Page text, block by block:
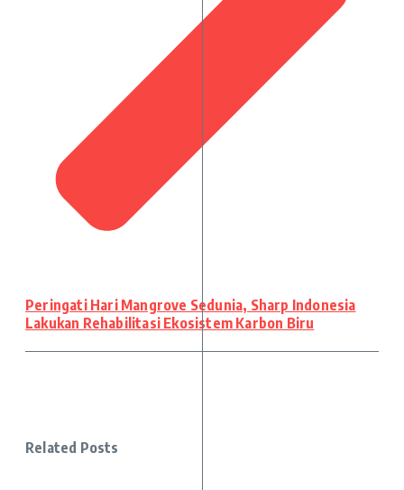
Peringati Hari Mangrove Sedunia, Sharp Indonesia
Lakukan Rehabilitasi Ekosistem Karbon Biru
Related Posts